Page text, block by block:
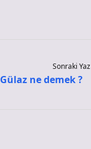
Sonraki
Gülaz ne demek ?